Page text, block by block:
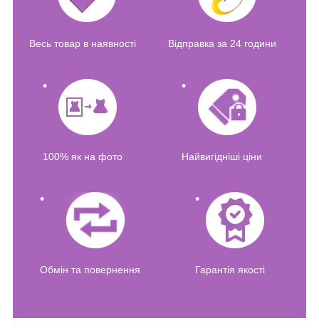
Весь товар в наявності Відправка за 24 години
100% як на фото Найвигідніші ціни
Обмін та повернення Гарантія якості